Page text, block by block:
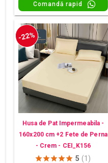
Comandă rapid
-22%
Husa de Pat Impermeabila -
160x200 cm +2 Fete de Perna
- Crem - CEI_K156
5 (1)